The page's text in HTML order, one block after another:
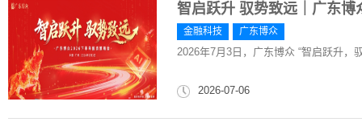
智启跃升 驭势致远｜广东
金融科技 广东博众
2026年7月3日，广东博众 “智启跃升，
2026-07-06